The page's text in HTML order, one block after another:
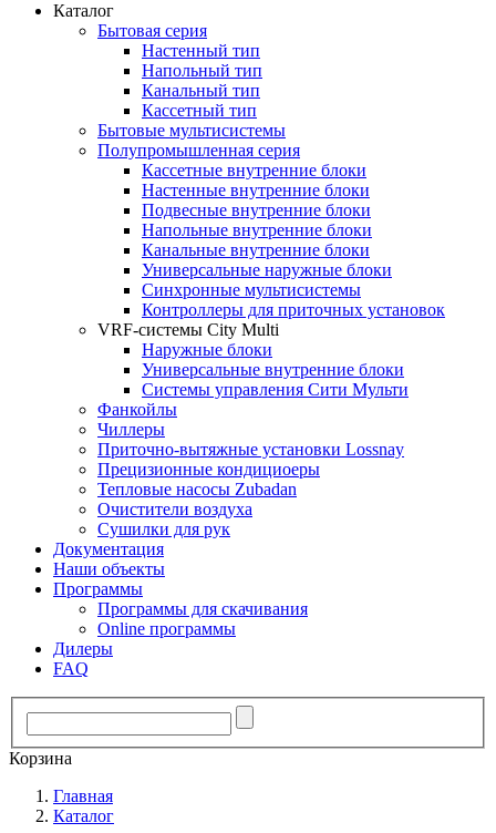
Каталог
Бытовая серия
Настенный тип
Напольный тип
Канальный тип
Кассетный тип
Бытовые мультисистемы
Полупромышленная серия
Кассетные внутренние блоки
Настенные внутренние блоки
Подвесные внутренние блоки
Напольные внутренние блоки
Канальные внутренние блоки
Универсальные наружные блоки
Синхронные мультисистемы
Контроллеры для приточных установок
VRF-системы City Multi
Наружные блоки
Универсальные внутренние блоки
Системы управления Сити Мульти
Фанкойлы
Чиллеры
Приточно-вытяжные установки Lossnay
Прецизионные кондициоеры
Тепловые насосы Zubadan
Очистители воздуха
Сушилки для рук
Документация
Наши объекты
Программы
Программы для скачивания
Online программы
Дилеры
FAQ
Корзина
Главная
Каталог